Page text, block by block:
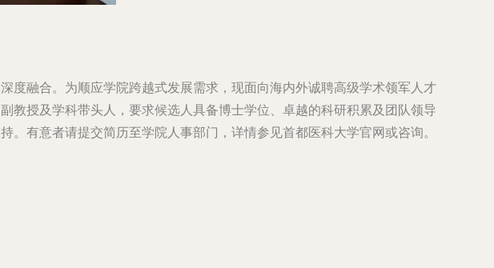
度融合。为顺应学院跨越式发展需求，现面向海内外诚聘高级学术领军人才
教授及学科带头人，要求候选人具备博士学位、卓越的科研积累及团队领导
有意者请提交简历至学院人事部门，详情参见首都医科大学官网或咨询。